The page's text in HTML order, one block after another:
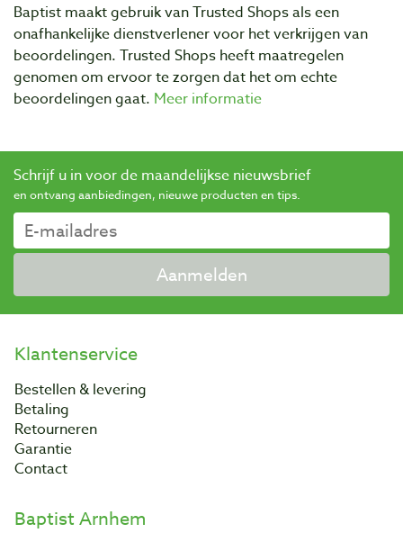
Baptist maakt gebruik van Trusted Shops als een
onafhankelijke dienstverlener voor het verkrijgen van
beoordelingen. Trusted Shops heeft maatregelen
genomen om ervoor te zorgen dat het om echte
beoordelingen gaat. Meer informatie
Schrijf u in voor de maandelijkse nieuwsbrief
en ontvang aanbiedingen, nieuwe producten en tips.
Aanmelden
Klantenservice
Bestellen & levering
Betaling
Retourneren
Garantie
Contact
Baptist Arnhem